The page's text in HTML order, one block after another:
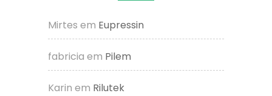
Mirtes em Eupressin
fabricia em Pilem
Karin em Rilutek